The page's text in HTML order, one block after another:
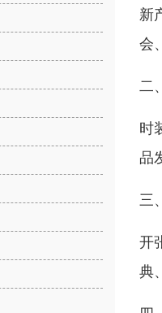
新
会
二
时
品
三
开
典